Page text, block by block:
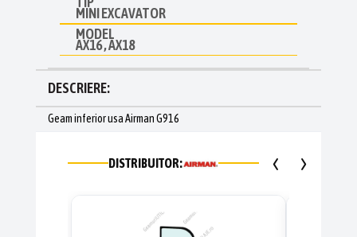
MINI EXCAVATOR
MODEL
AX16 , AX18
DESCRIERE:
Geam inferior usa Airman G916
DISTRIBUITOR: ‹ ›